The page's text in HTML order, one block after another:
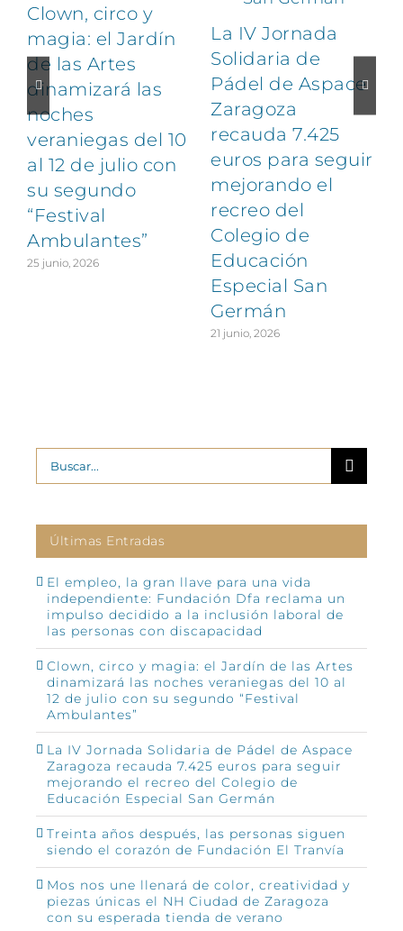
Clown, circo y
magia: el Jardín
de las Artes
dinamizará las
noches
veraniegas del 10
al 12 de julio con
su segundo
“Festival
Ambulantes”
25 junio, 2026
La IV Jornada
Solidaria de
Pádel de Aspace
Zaragoza
recauda 7.425
euros para seguir
mejorando el
recreo del
Colegio de
Educación
Especial San
Germán
21 junio, 2026
Buscar:
Últimas Entradas
El empleo, la gran llave para una vida
independiente: Fundación Dfa reclama un
impulso decidido a la inclusión laboral de
las personas con discapacidad
Clown, circo y magia: el Jardín de las Artes
dinamizará las noches veraniegas del 10 al
12 de julio con su segundo “Festival
Ambulantes”
La IV Jornada Solidaria de Pádel de Aspace
Zaragoza recauda 7.425 euros para seguir
mejorando el recreo del Colegio de
Educación Especial San Germán
Treinta años después, las personas siguen
siendo el corazón de Fundación El Tranvía
Mos nos une llenará de color, creatividad y
piezas únicas el NH Ciudad de Zaragoza
con su esperada tienda de verano